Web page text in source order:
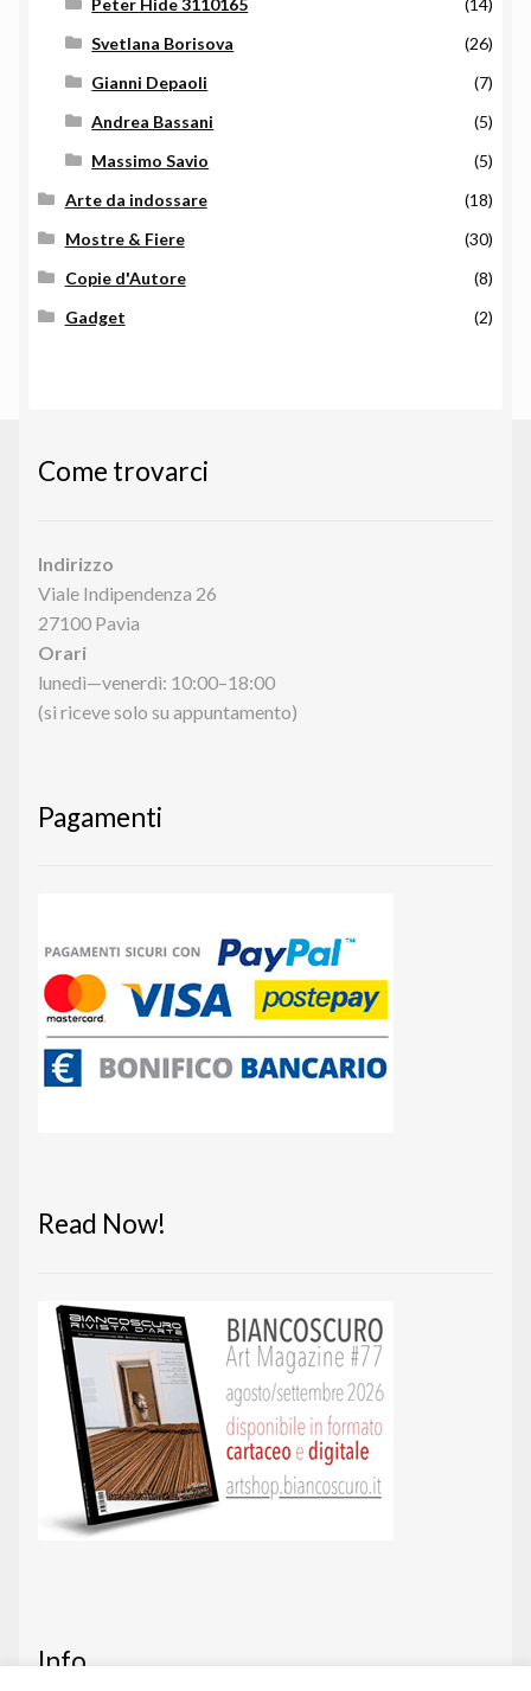
Svetlana Borisova
(26)
Gianni Depaoli
(7)
Andrea Bassani
(5)
Massimo Savio
(5)
Arte da indossare
(18)
Mostre & Fiere
(30)
Copie d'Autore
(8)
Gadget
(2)
Come trovarci
Indirizzo
Viale Indipendenza 26
27100 Pavia
Orari
lunedì—venerdì: 10:00–18:00
(si riceve solo su appuntamento)
Pagamenti
Read Now!
Info